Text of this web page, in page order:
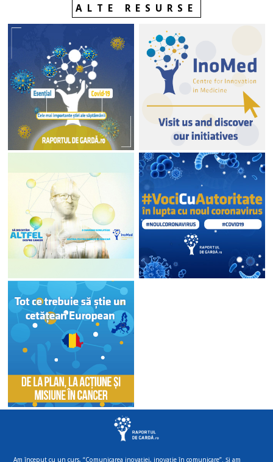
ALTE RESURSE
Am început cu un curs, “Comunicarea inovației, inovație în comunicare”. Și am